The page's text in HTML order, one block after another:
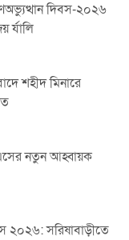
দিবস-২০২৬
র্যালি
শহীদ মিনারে
নতুন আহ্বায়ক
২০২৬: সরিষাবাড়ীতে